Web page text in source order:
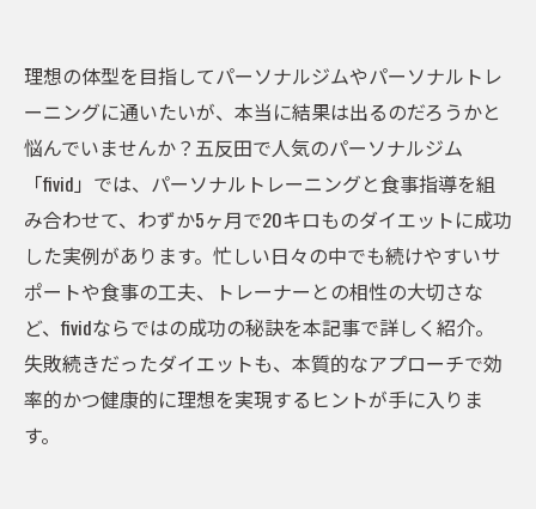
理想の体型を目指してパーソナルジムやパーソナルトレ
ーニングに通いたいが、本当に結果は出るのだろうかと
悩んでいませんか？五反田で人気のパーソナルジム
「fivid」では、パーソナルトレーニングと食事指導を組
み合わせて、わずか5ヶ月で20キロものダイエットに成功
した実例があります。忙しい日々の中でも続けやすいサ
ポートや食事の工夫、トレーナーとの相性の大切さな
ど、fividならではの成功の秘訣を本記事で詳しく紹介。
失敗続きだったダイエットも、本質的なアプローチで効
率的かつ健康的に理想を実現するヒントが手に入りま
す。